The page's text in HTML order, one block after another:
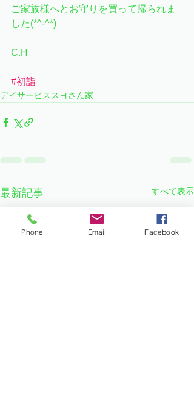
ご家族様へとお守りを買って帰られま
した(*^-^*)
C.H
#初詣
デイサービススヨさん家
最新記事 すべて表示
Phone Email Facebook